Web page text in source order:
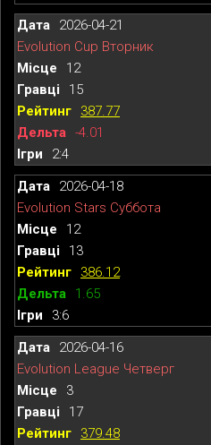
2026-04-21
Evolution Cup Вторник
12
15
387.77
-4.01
2:4
2026-04-18
Evolution Stars Суббота
12
13
386.12
1.65
3:6
2026-04-16
Evolution League Четверг
3
17
379.48